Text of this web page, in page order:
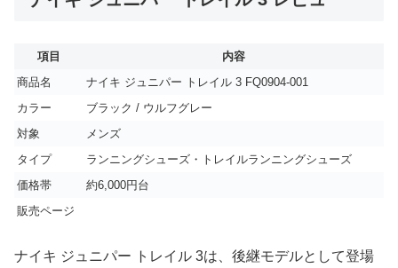
項目
内容
商品名
ナイキ ジュニパー トレイル 3 FQ0904-001
カラー
ブラック / ウルフグレー
対象
メンズ
タイプ
ランニングシューズ・トレイルランニングシューズ
価格帯
約6,000円台
販売ページ
ナイキ ジュニパー トレイル 3は、後継モデルとして登場